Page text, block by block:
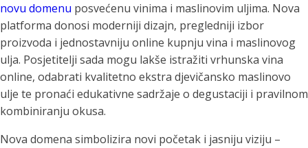
novu domenu posvećenu vinima i maslinovim uljima. Nova
platforma donosi moderniji dizajn, pregledniji izbor
proizvoda i jednostavniju online kupnju vina i maslinovog
ulja. Posjetitelji sada mogu lakše istražiti vrhunska vina
online, odabrati kvalitetno ekstra djevičansko maslinovo
ulje te pronaći edukativne sadržaje o degustaciji i pravilnom
kombiniranju okusa.
Nova domena simbolizira novi početak i jasniju viziju –